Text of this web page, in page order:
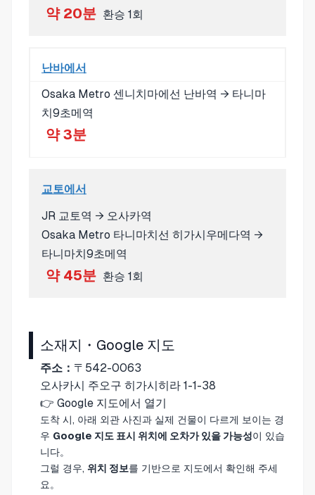
약 20분 환승 1회
난바에서
Osaka Metro 센니치마에선 난바역 → 타니마
치9초메역
약 3분
교토에서
JR 교토역 → 오사카역
Osaka Metro 타니마치선 히가시우메다역 →
타니마치9초메역
약 45분 환승 1회
소재지・Google 지도
주소： 〒542-0063
오사카시 주오구 히가시히라 1-1-38
👉 Google 지도에서 열기
도착 시, 아래 외관 사진과 실제 건물이 다르게 보이는 경
우 Google 지도 표시 위치에 오차가 있을 가능성이 있습
니다。
그럴 경우, 위치 정보를 기반으로 지도에서 확인해 주세
요。